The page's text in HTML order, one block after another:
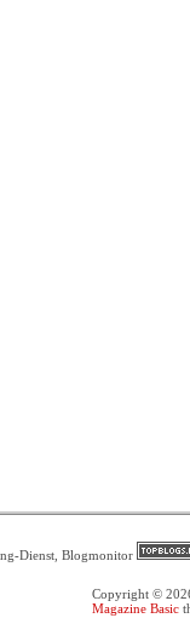
Copyright ©
Magazine Basic